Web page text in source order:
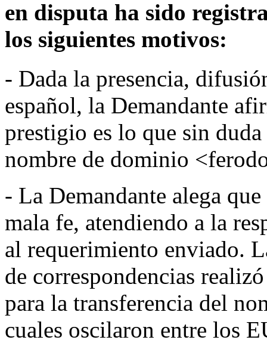
en disputa ha sido
los siguientes motivos:
- Dada la presencia,
español, la Demandante
prestigio es lo que sin
nombre de dominio
- La Demandante alega
mala fe, atendiendo a la
al requerimiento enviado.
de correspondencias
para la transferencia del
cuales oscilaron entre los